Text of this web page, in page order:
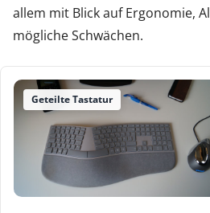
allem mit Blick auf Ergonomie,
mögliche Schwächen.
Geteilte Tastatur